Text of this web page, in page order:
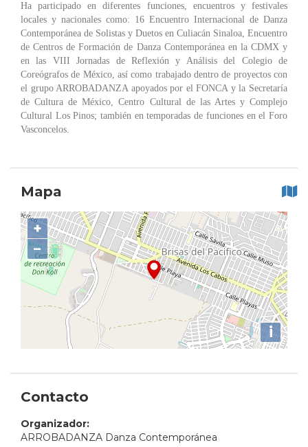
Ha participado en diferentes funciones, encuentros y festivales
locales y nacionales como: 16 Encuentro Internacional de Danza
Contemporánea de Solistas y Duetos en Culiacán Sinaloa, Encuentro
de Centros de Formación de Danza Contemporánea en la CDMX y
en las VIII Jornadas de Reflexión y Análisis del Colegio de
Coreógrafos de México, así como trabajado dentro de proyectos con
el grupo ARROBADANZA apoyados por el FONCA y la Secretaría
de Cultura de México, Centro Cultural de las Artes y Complejo
Cultural Los Pinos; también en temporadas de funciones en el Foro
Vasconcelos.
Mapa
+
−
i
Contacto
Organizador:
ARROBADANZA Danza Contemporánea